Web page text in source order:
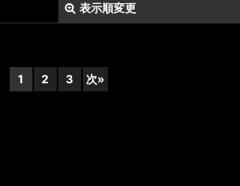
表示順変更
1 2 3 次»